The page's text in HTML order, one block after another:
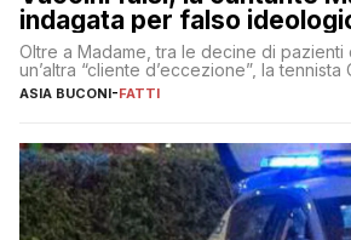
indagata per falso
Oltre a Madame, tra le decine di pazienti
un’altra “cliente d’eccezione”, la tennista
ASIA BUCONI-FATTI